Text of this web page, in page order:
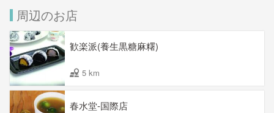
周辺のお店
歓楽派(養生黒糖麻糬)
5 km
春水堂-国際店